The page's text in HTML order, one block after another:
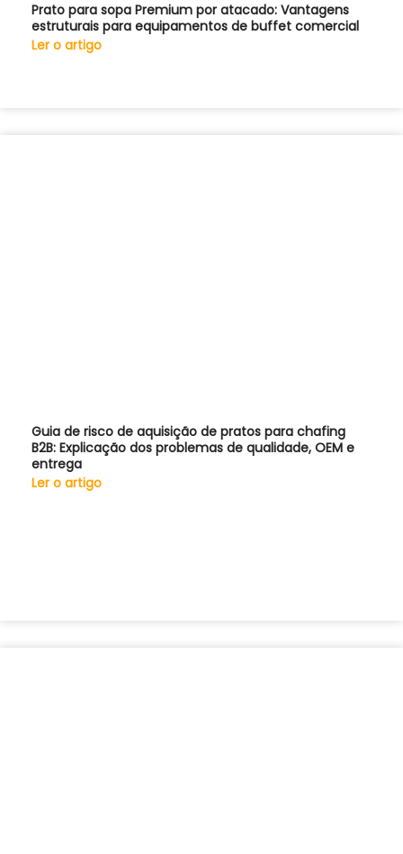
Prato para sopa Premium por atacado: Vantagens
estruturais para equipamentos de buffet comercial
Ler o artigo
Guia de risco de aquisição de pratos para chafing
B2B: Explicação dos problemas de qualidade, OEM e
entrega
Ler o artigo